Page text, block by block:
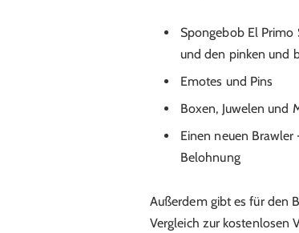
Spongebob El Primo
und den pinken und
Emotes und Pins
Boxen, Juwelen und
Einen neuen
Belohnung
Außerdem gibt es für den
Vergleich zur kostenlosen